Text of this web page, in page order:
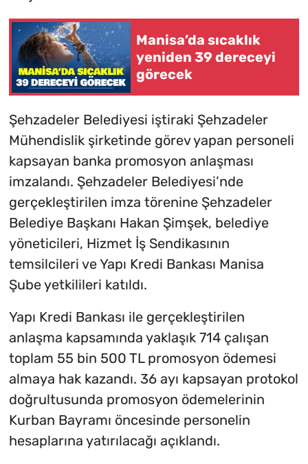
Manisa’da sıcaklık
yeniden 39 dereceyi
görecek
Şehzadeler Belediyesi iştiraki Şehzadeler
Mühendislik şirketinde görev yapan personeli
kapsayan banka promosyon anlaşması
imzalandı. Şehzadeler Belediyesi’nde
gerçekleştirilen imza törenine Şehzadeler
Belediye Başkanı Hakan Şimşek, belediye
yöneticileri, Hizmet İş Sendikasının
temsilcileri ve Yapı Kredi Bankası Manisa
Şube yetkilileri katıldı.
Yapı Kredi Bankası ile gerçekleştirilen
anlaşma kapsamında yaklaşık 714 çalışan
toplam 55 bin 500 TL promosyon ödemesi
almaya hak kazandı. 36 ayı kapsayan protokol
doğrultusunda promosyon ödemelerinin
Kurban Bayramı öncesinde personelin
hesaplarına yatırılacağı açıklandı.